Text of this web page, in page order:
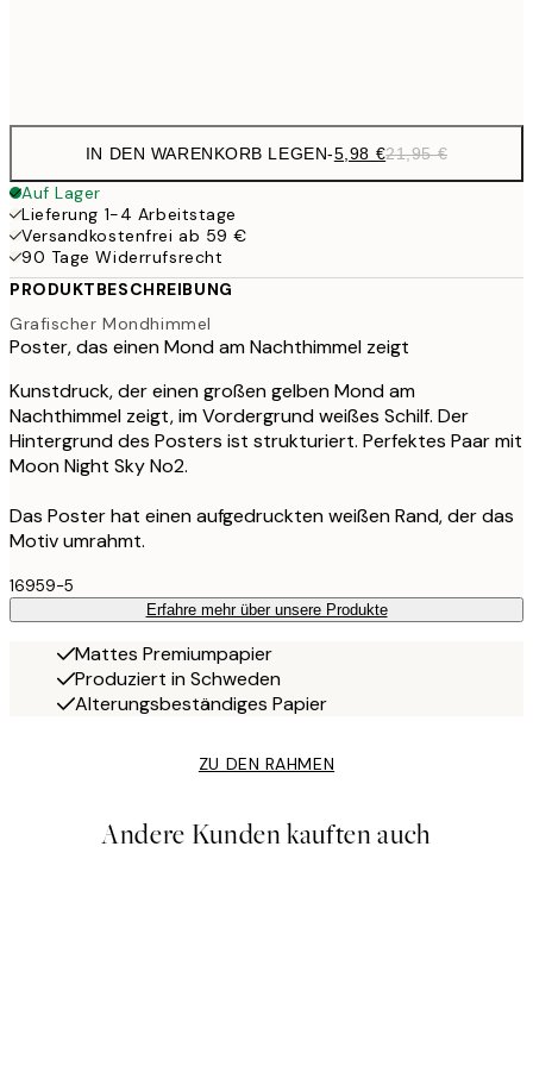
IN DEN WARENKORB LEGEN-5,98 €21,95 €
Auf Lager
Lieferung 1-4 Arbeitstage
Versandkostenfrei ab 59 €
90 Tage Widerrufsrecht
PRODUKTBESCHREIBUNG
Grafischer Mondhimmel
Poster, das einen Mond am Nachthimmel zeigt
Kunstdruck, der einen großen gelben Mond am
Nachthimmel zeigt, im Vordergrund weißes Schilf. Der
Hintergrund des Posters ist strukturiert. Perfektes Paar mit
Moon Night Sky No2.
Das Poster hat einen aufgedruckten weißen Rand, der das
Motiv umrahmt.
16959-5
Erfahre mehr über unsere Produkte
Mattes Premiumpapier
Produziert in Schweden
Alterungsbeständiges Papier
ZU DEN RAHMEN
Andere Kunden kauften auch